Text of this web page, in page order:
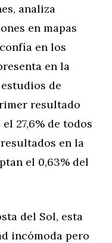
analiza
en mapas
en los
en la
de
resultado
27,6% de todos
en la
el 0,63% del
del Sol, esta
incómoda pero